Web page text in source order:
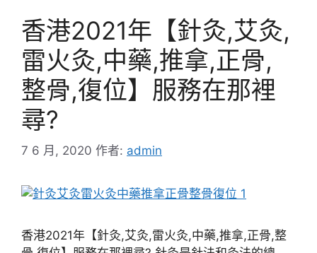
香港2021年【針灸,艾灸,
雷火灸,中藥,推拿,正骨,
整骨,復位】服務在那裡
尋?
7 6 月, 2020 作者: admin
香港2021年【針灸,艾灸,雷火灸,中藥,推拿,正骨,整